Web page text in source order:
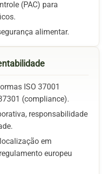
(PAC) para
alimentar.
ISO 37001
(compliance).
responsabilidade
em
europeu